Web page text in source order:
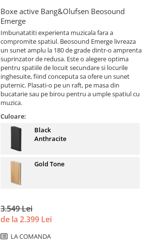
Boxe active Bang&Olufsen Beosound
Emerge
Imbunatatiti experienta muzicala fara a
compromite spatiul. Beosound Emerge livreaza
un sunet amplu la 180 de grade dintr-o amprenta
suprinzator de redusa. Este o alegere optima
pentru spatiile de locuit secundare si locurile
inghesuite, fiind conceputa sa ofere un sunet
puternic. Plasati-o pe un raft, pe masa din
bucatarie sau pe birou pentru a umple spatiul cu
muzica.
Culoare:
Black
Anthracite
Gold Tone
3.549 Lei
de la 2.399 Lei
LA COMANDA